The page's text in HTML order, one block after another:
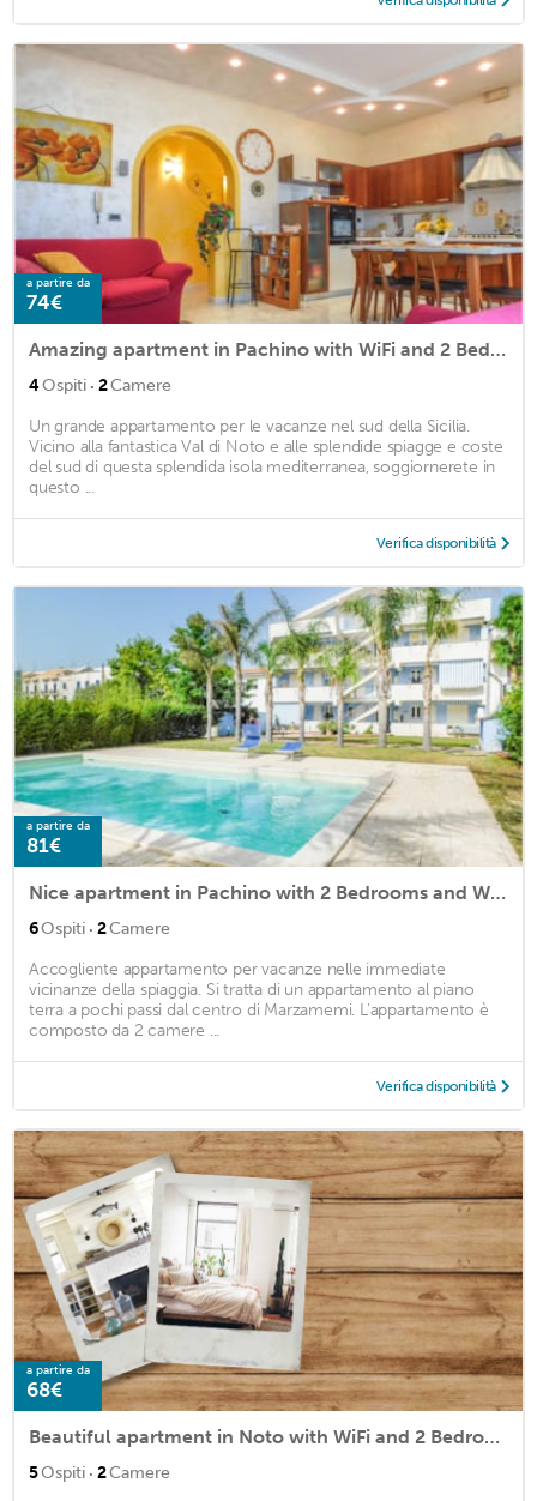
a partire da
74€
Amazing apartment in Pachino with WiFi and 2 Bedrooms
4Ospiti · 2Camere
Un grande appartamento per le vacanze nel sud della Sicilia.
Vicino alla fantastica Val di Noto e alle splendide spiagge e coste
del sud di questa splendida isola mediterranea, soggiornerete in
questo ...
Verifica disponibilità
a partire da
81€
Nice apartment in Pachino with 2 Bedrooms and WiFi
6Ospiti · 2Camere
Accogliente appartamento per vacanze nelle immediate
vicinanze della spiaggia. Si tratta di un appartamento al piano
terra a pochi passi dal centro di Marzamemi. L'appartamento è
composto da 2 camere ...
Verifica disponibilità
a partire da
68€
Beautiful apartment in Noto with WiFi and 2 Bedrooms
5Ospiti · 2Camere